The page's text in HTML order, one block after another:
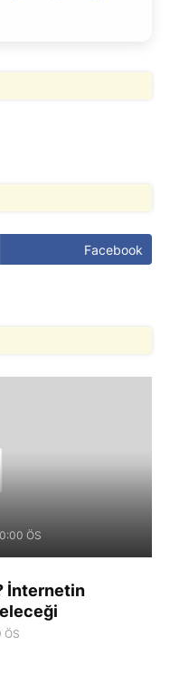
Facebook
ÖS
İnternetin
ÖS